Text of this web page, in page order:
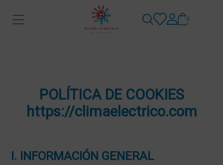
0
POLÍTICA DE COOKIES
https://climaelectrico.com
I. INFORMACIÓN GENERAL